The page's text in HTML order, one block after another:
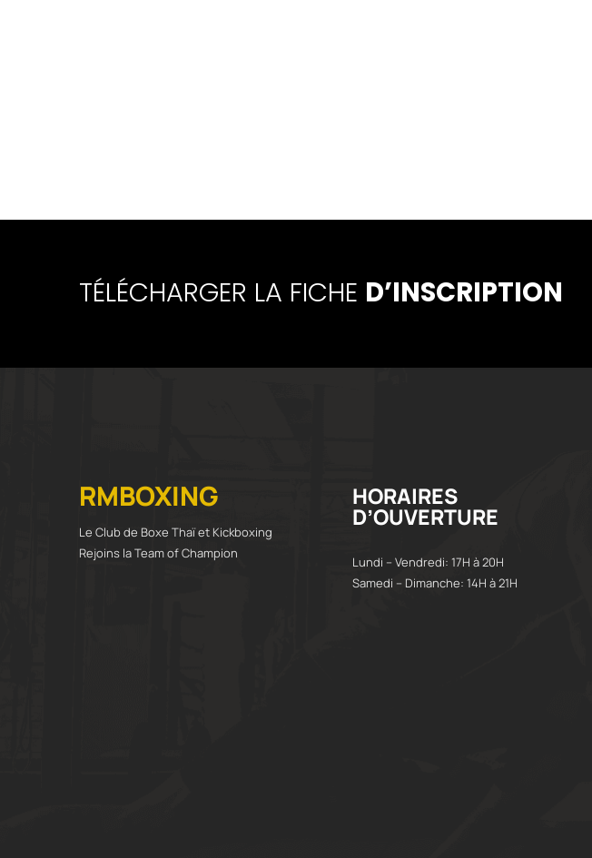
TÉLÉCHARGER LA FICHE D’INSCRIPTION
RMBOXING
Le Club de Boxe Thaï et Kickboxing
Rejoins la Team of Champion
HORAIRES
D’OUVERTURE
Lundi – Vendredi: 17H à 20H
Samedi – Dimanche: 14H à 21H